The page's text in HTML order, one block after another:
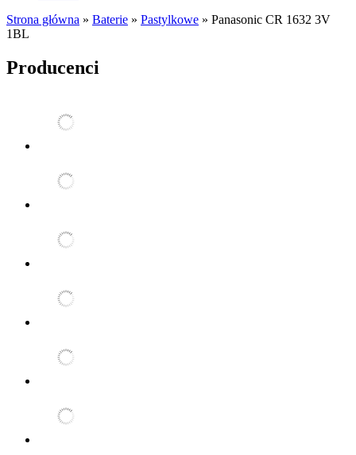
Strona główna » Baterie » Pastylkowe » Panasonic CR 1632 3V
1BL
Producenci